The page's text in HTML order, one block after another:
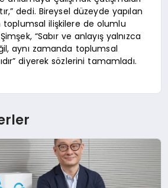
dedi. Bireysel düzeyde yapılan
toplumsal ilişkilere de olumlu
“Sabır ve anlayış yalnızca
aynı zamanda toplumsal
diyerek sözlerini tamamladı.